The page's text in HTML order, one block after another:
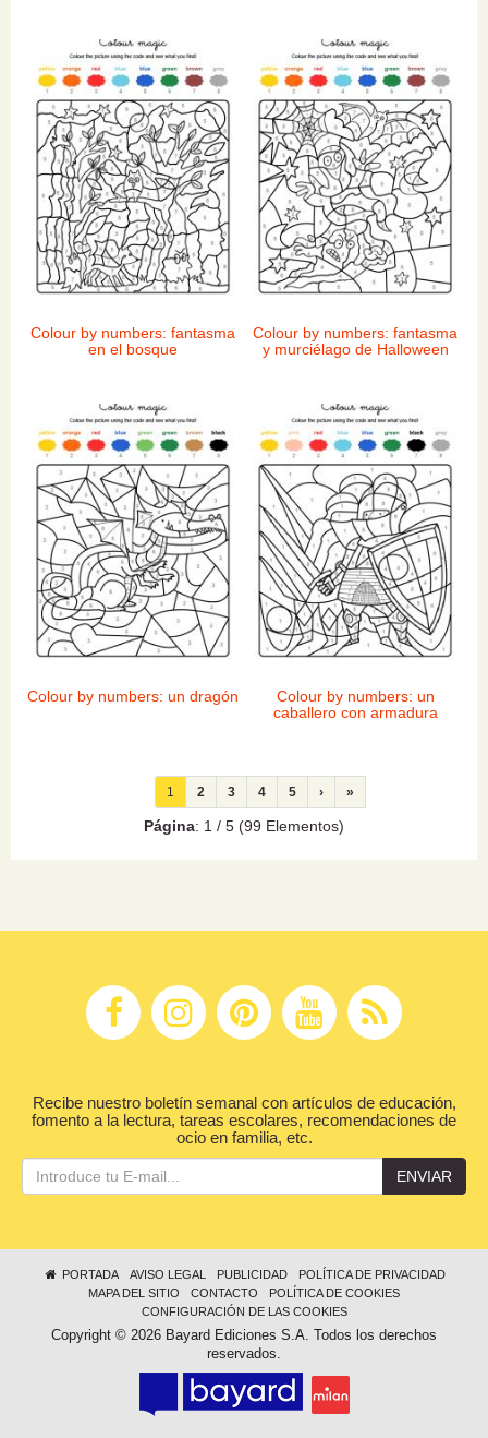
Colour by numbers: fantasma
en el bosque
Colour by numbers: fantasma
y murciélago de Halloween
Colour by numbers: un dragón
Colour by numbers: un
caballero con armadura
1 2 3 4 5 › »
Página: 1 / 5 (99 Elementos)
Recibe nuestro boletín semanal con artículos de educación,
fomento a la lectura, tareas escolares, recomendaciones de
ocio en familia, etc.
ENVIAR
PORTADA AVISO LEGAL PUBLICIDAD
POLÍTICA DE PRIVACIDAD
MAPA DEL SITIO
CONTACTO
POLÍTICA DE COOKIES
CONFIGURACIÓN DE LAS COOKIES
Copyright © 2026 Bayard Ediciones S.A. Todos los derechos
reservados.